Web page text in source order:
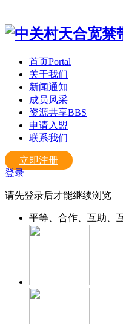
首页Portal
关于我们
新闻通知
成员风采
资源共享BBS
申请入盟
联系我们
立即注册
登录
请先登录后才能继续浏览
平等、合作、互助、